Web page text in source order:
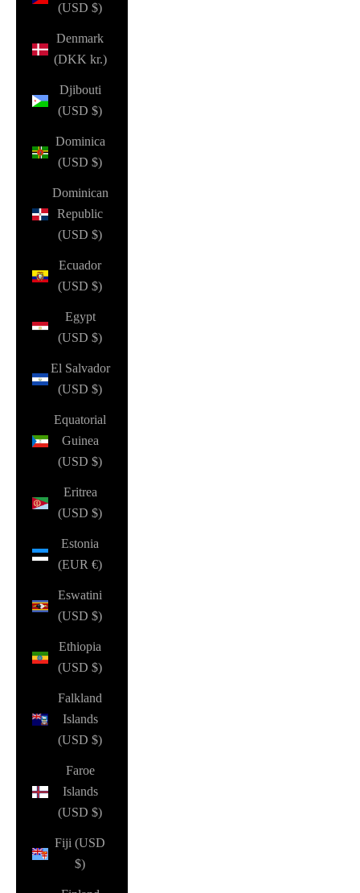
(USD $)
Denmark
(DKK kr.)
Djibouti
(USD $)
Dominica
(USD $)
Dominican
Republic
(USD $)
Ecuador
(USD $)
Egypt
(USD $)
El Salvador
(USD $)
Equatorial
Guinea
(USD $)
Eritrea
(USD $)
Estonia
(EUR €)
Eswatini
(USD $)
Ethiopia
(USD $)
Falkland
Islands
(USD $)
Faroe
Islands
(USD $)
Fiji (USD
$)